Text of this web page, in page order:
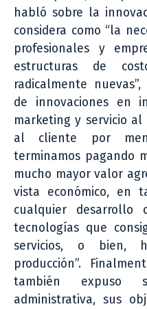
habló sobre la
considera como “la
profesionales y
estructuras de
radicalmente
de innovaciones en
marketing y servicio
al cliente por
terminamos pagando
mucho mayor valor
vista económico, en
cualquier
tecnologías que
servicios, o bien,
producción”.
también expuso
administrativa, sus